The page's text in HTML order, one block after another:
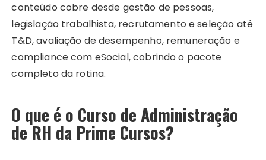
conteúdo cobre desde gestão de pessoas,
legislação trabalhista, recrutamento e seleção até
T&D, avaliação de desempenho, remuneração e
compliance com eSocial, cobrindo o pacote
completo da rotina.
O que é o Curso de Administração
de RH da Prime Cursos?